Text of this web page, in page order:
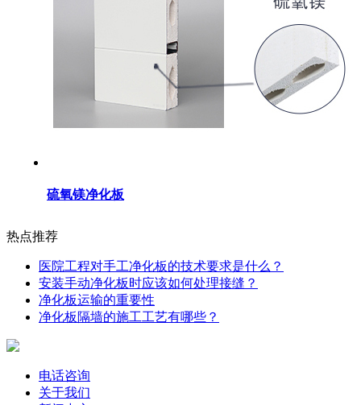
硫氧镁净化板
热点推荐
医院工程对手工净化板的技术要求是什么？
安装手动净化板时应该如何处理接缝？
净化板运输的重要性
净化板隔墙的施工工艺有哪些？
电话咨询
关于我们